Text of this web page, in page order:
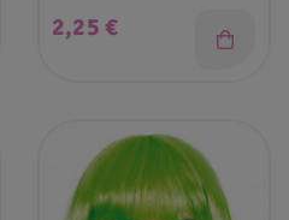
Precio
2,25 €